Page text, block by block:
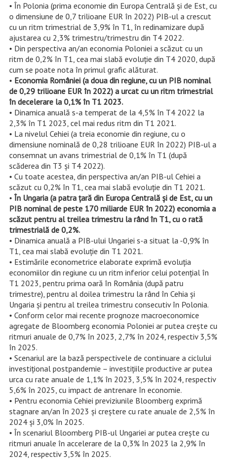
• În Polonia (prima economie din Europa Centrală și de Est, cu
o dimensiune de 0,7 trilioane EUR în 2022) PIB-ul a crescut
cu un ritm trimestrial de 3,9% în T1, în redinamizare după
ajustarea cu 2,3% trimestru/trimestru din T4 2022.
• Din perspectiva an/an economia Poloniei a scăzut cu un
ritm de 0,2% în T1, cea mai slabă evoluție din T4 2020, după
cum se poate nota în primul grafic alăturat.
• Economia României (a doua din regiune, cu un PIB nominal
de 0,29 trilioane EUR în 2022) a urcat cu un ritm trimestrial
în decelerare la 0,1% în T1 2023.
• Dinamica anuală s-a temperat de la 4,5% în T4 2022 la
2,3% în T1 2023, cel mai redus ritm din T1 2021.
• La nivelul Cehiei (a treia economie din regiune, cu o
dimensiune nominală de 0,28 trilioane EUR în 2022) PIB-ul a
consemnat un avans trimestrial de 0,1% în T1 (după
scăderea din T3 și T4 2022).
• Cu toate acestea, din perspectiva an/an PIB-ul Cehiei a
scăzut cu 0,2% în T1, cea mai slabă evoluție din T1 2021.
• În Ungaria (a patra țară din Europa Centrală și de Est, cu un
PIB nominal de peste 170 miliarde EUR în 2022) economia a
scăzut pentru al treilea trimestru la rând în T1, cu o rată
trimestrială de 0,2%.
• Dinamica anuală a PIB-ului Ungariei s-a situat la -0,9% în
T1, cea mai slabă evoluție din T1 2021.
• Estimările econometrice elaborate exprimă evoluția
economiilor din regiune cu un ritm inferior celui potențial în
T1 2023, pentru prima oară în România (după patru
trimestre), pentru al doilea trimestru la rând în Cehia și
Ungaria și pentru al treilea trimestru consecutiv în Polonia.
• Conform celor mai recente prognoze macroeconomice
agregate de Bloomberg economia Poloniei ar putea crește cu
ritmuri anuale de 0,7% în 2023, 2,7% în 2024, respectiv 3,5%
în 2025.
• Scenariul are la bază perspectivele de continuare a ciclului
investițional postpandemie – investițiile productive ar putea
urca cu rate anuale de 1,1% în 2023, 3,5% în 2024, respectiv
5,6% în 2025, cu impact de antrenare în economie.
• Pentru economia Cehiei previziunile Bloomberg exprimă
stagnare an/an în 2023 și creștere cu rate anuale de 2,5% în
2024 și 3,0% în 2025.
• În scenariul Bloomberg PIB-ul Ungariei ar putea crește cu
ritmuri anuale în accelerare de la 0,3% în 2023 la 2,9% în
2024, respectiv 3,5% în 2025.